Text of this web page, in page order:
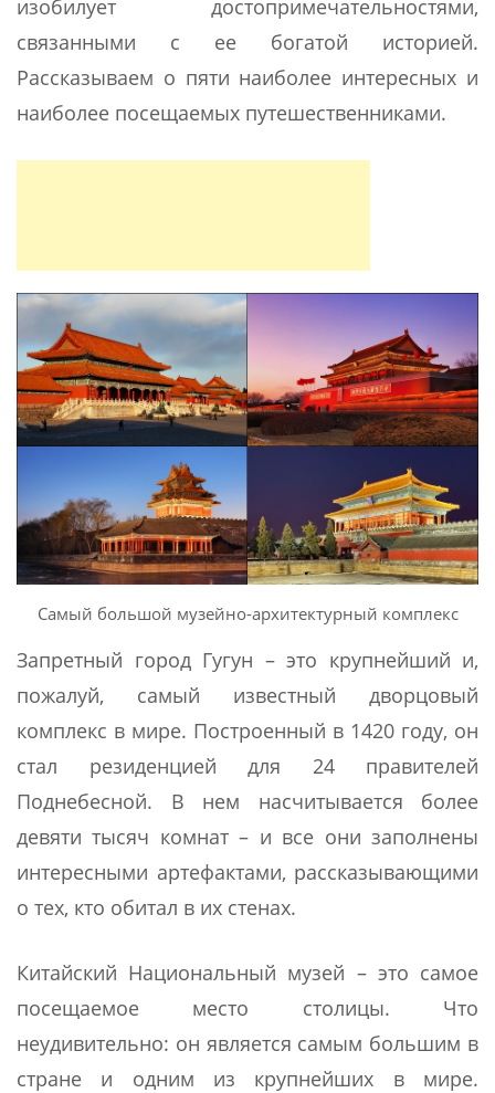
изобилует достопримечательностями,
связанными с ее богатой историей.
Рассказываем о пяти наиболее интересных и
наиболее посещаемых путешественниками.
Самый большой музейно-архитектурный комплекс
Запретный город Гугун – это крупнейший и,
пожалуй, самый известный дворцовый
комплекс в мире. Построенный в 1420 году, он
стал резиденцией для 24 правителей
Поднебесной. В нем насчитывается более
девяти тысяч комнат – и все они заполнены
интересными артефактами, рассказывающими
о тех, кто обитал в их стенах.
Китайский Национальный музей – это самое
посещаемое место столицы. Что
неудивительно: он является самым большим в
стране и одним из крупнейших в мире.